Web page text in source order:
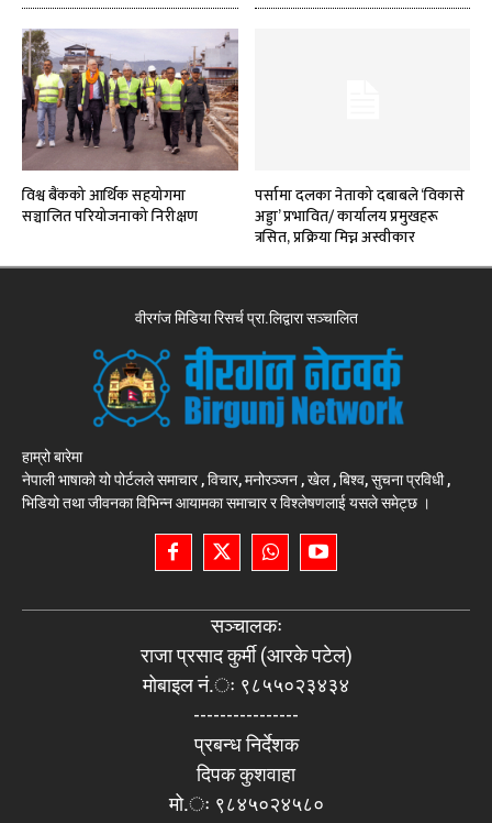
विश्व बैंकको आर्थिक सहयोगमा
सञ्चालित परियोजनाको निरीक्षण
पर्सामा दलका नेताको दबाबले ‘विकासे
अड्डा’ प्रभावित/ कार्यालय प्रमुखहरू
त्रसित, प्रक्रिया मिच्न अस्वीकार
वीरगंज मिडिया रिसर्च प्रा.लिद्वारा सञ्चालित
हाम्रो बारेमा
नेपाली भाषाको यो पोर्टलले समाचार , विचार, मनोरञ्जन , खेल , बिश्व, सुचना प्रविधी ,
भिडियो तथा जीवनका विभिन्न आयामका समाचार र विश्लेषणलाई यसले समेट्छ ।
सञ्चालकः
राजा प्रसाद कुर्मी (आरके पटेल)
मोबाइल नं.ः ९८५५०२३४३४
----------------
प्रबन्ध निर्देशक
दिपक कुशवाहा
मो.ः ९८४५०२४५८०